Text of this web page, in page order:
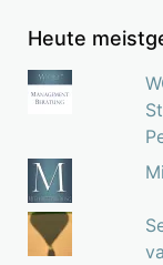
Heute